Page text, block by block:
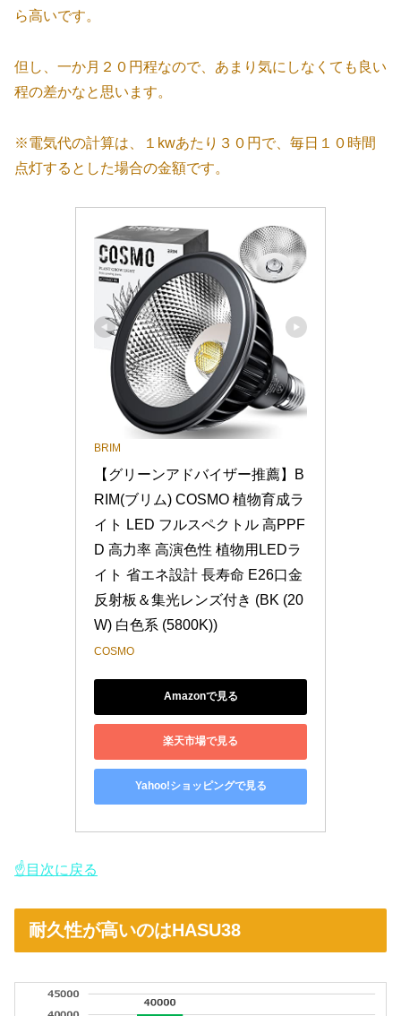
ら高いです。
但し、一か月２０円程なので、あまり気にしなくても良い
程の差かなと思います。
※電気代の計算は、１kwあたり３０円で、毎日１０時間
点灯するとした場合の金額です。
BRIM
【グリーンアドバイザー推薦】B
RIM(ブリム) COSMO 植物育成ラ
イト LED フルスペクトル 高PPF
D 高力率 高演色性 植物用LEDラ
イト 省エネ設計 長寿命 E26口金
反射板＆集光レンズ付き (BK (20
W) 白色系 (5800K))
COSMO
Amazonで見る
楽天市場で見る
Yahoo!ショッピングで見る
☝目次に戻る
耐久性が高いのはHASU38